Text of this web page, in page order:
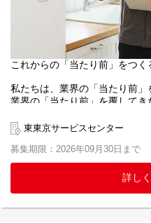
【キャリアサポート/人事制度】
当社基準のスキルを満たした
【福利厚生】
■休暇制度(クラフトファイブ休
施工スタッフが仕事とプライ
（名称：クラフトファイブ）を
年間休日110日の他に、5日以
■美容と健康のサポート（うる
社員の身だしなみを整え、健や
向上を目的とした制度です。
美容・理容・スポーツジムな
限に半額を会社が補助します。
これからの「当たり前」をつく
私たちは、業界の「当たり前」
業界の「当たり前」を覆して
施工職においても、「休みが少
メージがあるかもしれません。
当社では、このようなイメージ
導入し、施工職の社員も仕事
安心して働ける職場環境作りを
東東京サービスセンター
募集期限：2026年09月30日まで
詳し